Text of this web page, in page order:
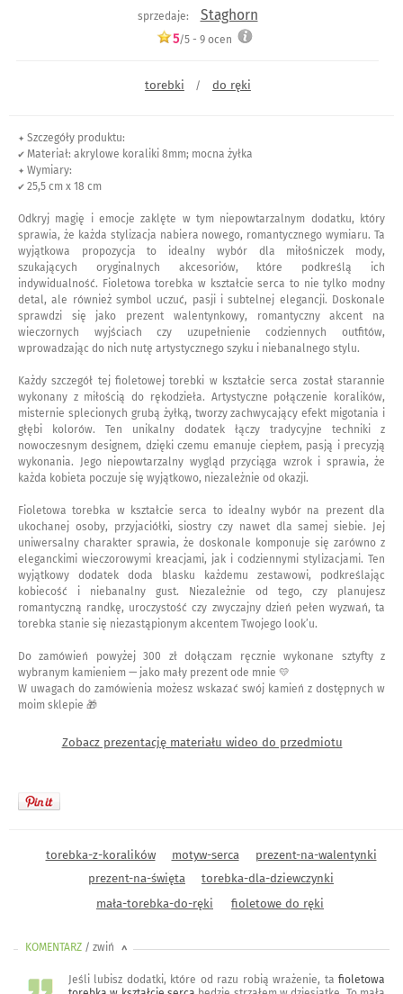
sprzedaje: Staghorn
5/5 - 9ocen
torebki / do ręki
✦ Szczegóły produktu:
✔ Materiał: akrylowe koraliki 8mm; mocna żyłka
✦ Wymiary:
✔ 25,5 cm x 18 cm
Odkryj magię i emocje zaklęte w tym niepowtarzalnym dodatku, który
sprawia, że każda stylizacja nabiera nowego, romantycznego wymiaru. Ta
wyjątkowa propozycja to idealny wybór dla miłośniczek mody,
szukających oryginalnych akcesoriów, które podkreślą ich
indywidualność. Fioletowa torebka w kształcie serca to nie tylko modny
detal, ale również symbol uczuć, pasji i subtelnej elegancji. Doskonale
sprawdzi się jako prezent walentynkowy, romantyczny akcent na
wieczornych wyjściach czy uzupełnienie codziennych outfitów,
wprowadzając do nich nutę artystycznego szyku i niebanalnego stylu.
Każdy szczegół tej fioletowej torebki w kształcie serca został starannie
wykonany z miłością do rękodzieła. Artystyczne połączenie koralików,
misternie splecionych grubą żyłką, tworzy zachwycający efekt migotania i
głębi kolorów. Ten unikalny dodatek łączy tradycyjne techniki z
nowoczesnym designem, dzięki czemu emanuje ciepłem, pasją i precyzją
wykonania. Jego niepowtarzalny wygląd przyciąga wzrok i sprawia, że
każda kobieta poczuje się wyjątkowo, niezależnie od okazji.
Fioletowa torebka w kształcie serca to idealny wybór na prezent dla
ukochanej osoby, przyjaciółki, siostry czy nawet dla samej siebie. Jej
uniwersalny charakter sprawia, że doskonale komponuje się zarówno z
eleganckimi wieczorowymi kreacjami, jak i codziennymi stylizacjami. Ten
wyjątkowy dodatek doda blasku każdemu zestawowi, podkreślając
kobiecość i niebanalny gust. Niezależnie od tego, czy planujesz
romantyczną randkę, uroczystość czy zwyczajny dzień pełen wyzwań, ta
torebka stanie się niezastąpionym akcentem Twojego look’u.
Do zamówień powyżej 300 zł dołączam ręcznie wykonane sztyfty z
wybranym kamieniem — jako mały prezent ode mnie 💛
W uwagach do zamówienia możesz wskazać swój kamień z dostępnych w
moim sklepie 🎁
Zobacz prezentację materiału wideo do przedmiotu
torebka-z-koralików motyw-serca
prezent-na-walentynki
prezent-na-święta
torebka-dla-dziewczynki
mała-torebka-do-ręki
fioletowe do ręki
KOMENTARZ / zwiń <
Jeśli lubisz dodatki, które od razu robią wrażenie, ta fioletowa